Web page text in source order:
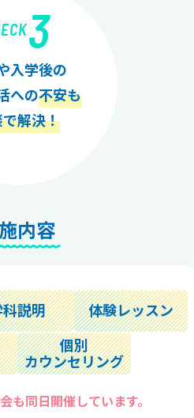
3
入学後の
への不安も
解決！
内容
説明 体験レッスン
個別
カウンセリング
も同日開催しています。